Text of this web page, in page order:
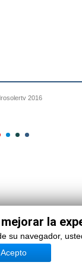
la
su navegador,
Acepto
2016